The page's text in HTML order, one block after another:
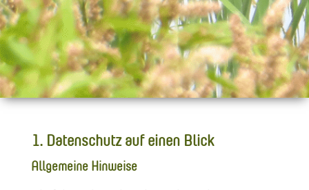
1. Datenschutz auf einen Blick
Allgemeine Hinweise